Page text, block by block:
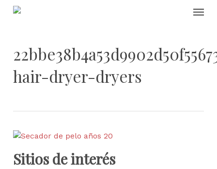
Skip
hair-dryer-dryers
Sitios de interés